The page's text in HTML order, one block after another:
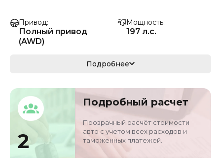
Привод
Полный привод
(AWD)
Мощность
197 л.с.
145 кВ
Кузов
кроссовер/
внедорожник
LE40B8BB6ML7535
Объём двигателя
2 л
Цвет
Подробнее
2
Подробный расчет
Прозрачный расчёт стоимости
авто с учетом всех расходов и
таможенных платежей.